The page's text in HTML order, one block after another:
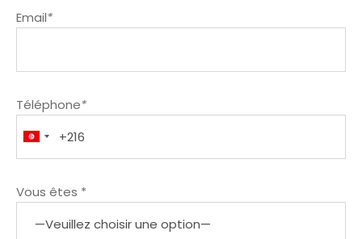
Email*
Téléphone*
Vous êtes *